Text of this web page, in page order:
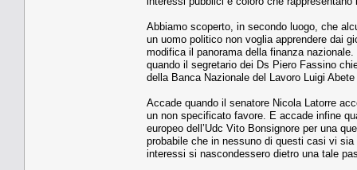
Abbiamo scoperto, in secondo luogo, che
un uomo politico non voglia apprendere dai
modifica il panorama della finanza
quando il segretario dei Ds Piero Fassino
della Banca Nazionale del Lavoro Luigi
Accade quando il senatore Nicola Latorre
un non specificato favore. E accade infine
europeo dell’Udc Vito Bonsignore per una
probabile che in nessuno di questi casi vi
interessi si nascondessero dietro una tale